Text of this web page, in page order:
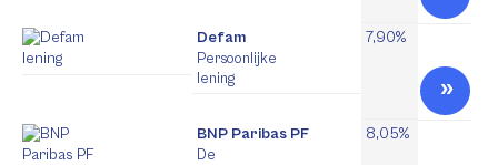
Defam
Persoonlijke
lening
7,90%
BNP Paribas PF
De
8,05%